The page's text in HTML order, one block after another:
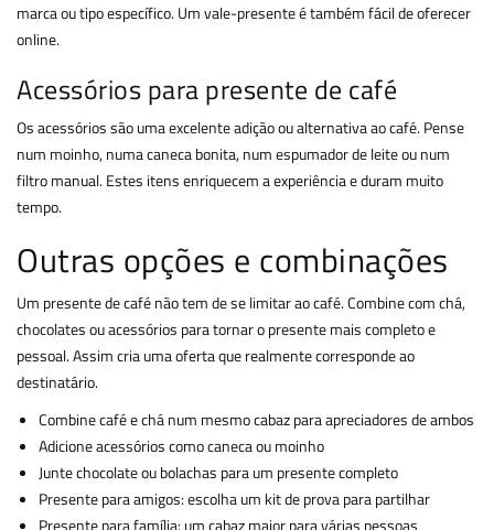
marca ou tipo específico. Um vale-presente é também fácil de oferecer
online.
Acessórios para presente de café
Os acessórios são uma excelente adição ou alternativa ao café. Pense
num moinho, numa caneca bonita, num espumador de leite ou num
filtro manual. Estes itens enriquecem a experiência e duram muito
tempo.
Outras opções e combinações
Um presente de café não tem de se limitar ao café. Combine com chá,
chocolates ou acessórios para tornar o presente mais completo e
pessoal. Assim cria uma oferta que realmente corresponde ao
destinatário.
Combine café e chá num mesmo cabaz para apreciadores de ambos
Adicione acessórios como caneca ou moinho
Junte chocolate ou bolachas para um presente completo
Presente para amigos: escolha um kit de prova para partilhar